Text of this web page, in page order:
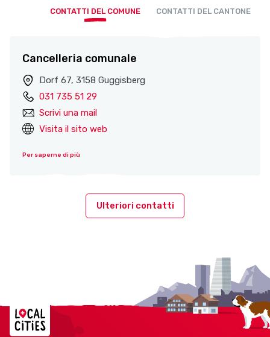
CONTATTI DEL COMUNE CONTATTI DEL CANTONE
Cancelleria comunale
Dorf 67, 3158 Guggisberg
031 735 51 29
Scrivi una mail
Visita il sito web
Per saperne di più
Ulteriori contatti
Localcities